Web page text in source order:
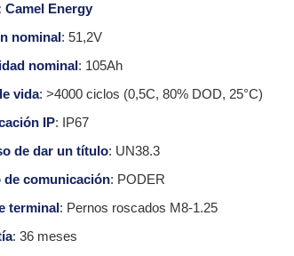
Camel Energy
nominal: 51,2V
nominal: 105Ah
vida: >4000 ciclos (0,5C, 80% DOD, 25°C)
IP: IP67
de dar un título: UN38.3
de comunicación: PODER
terminal: Pernos roscados M8-1.25
: 36 meses